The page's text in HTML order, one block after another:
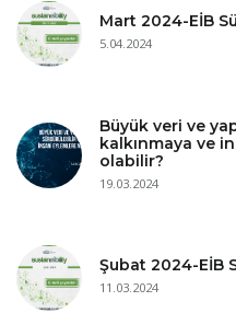
Mart 2024-EİB
5.04.2024
Büyük veri ve
kalkınmaya ve
olabilir?
19.03.2024
Şubat 2024-EİB
11.03.2024